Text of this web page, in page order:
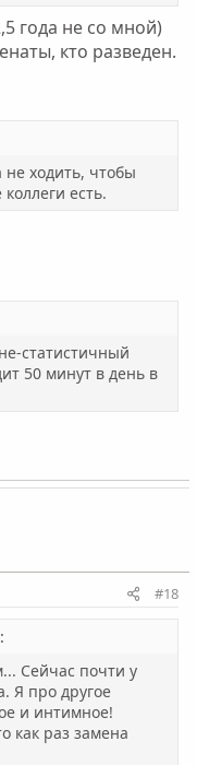
года не со мной)
кто разведен.
не ходить, чтобы
есть.
статистичный
50 минут в день в
#18
Сейчас почти у
Я про другое
и интимное!
как раз замена